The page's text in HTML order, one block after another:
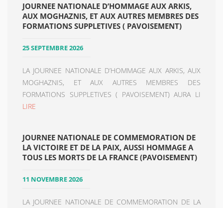
JOURNEE NATIONALE D’HOMMAGE AUX ARKIS,
AUX MOGHAZNIS, ET AUX AUTRES MEMBRES DES
FORMATIONS SUPPLETIVES ( PAVOISEMENT)
25 SEPTEMBRE 2026
LA JOURNEE NATIONALE D’HOMMAGE AUX ARKIS, AUX
MOGHAZNIS, ET AUX AUTRES MEMBRES DES
FORMATIONS SUPPLETIVES ( PAVOISEMENT) AURA LI
LIRE
JOURNEE NATIONALE DE COMMEMORATION DE
LA VICTOIRE ET DE LA PAIX, AUSSI HOMMAGE A
TOUS LES MORTS DE LA FRANCE (PAVOISEMENT)
11 NOVEMBRE 2026
LA JOURNEE NATIONALE DE COMMEMORATION DE LA